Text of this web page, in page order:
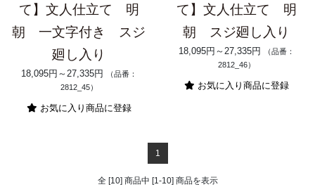
て】文人仕立て 明
朝 一文字付き スジ
廻し入り
18,095円～27,335円
（品番：
2812_45）
お気に入り商品に登録
て】文人仕立て 明
朝 スジ廻し入り
18,095円～27,335円
（品番：
2812_46）
お気に入り商品に登録
1
全 [10] 商品中 [1-10] 商品を表示